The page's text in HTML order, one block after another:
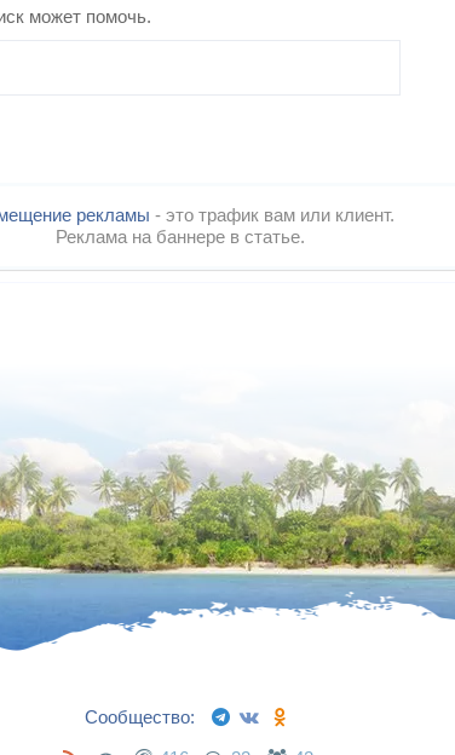
может помочь.
рекламы - это трафик вам или клиент.
Реклама на баннере в статье.
Сообщество: